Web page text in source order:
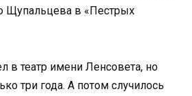
Щупальцева в «Пестрых
в театр имени Ленсовета, но
три года. А потом случилось